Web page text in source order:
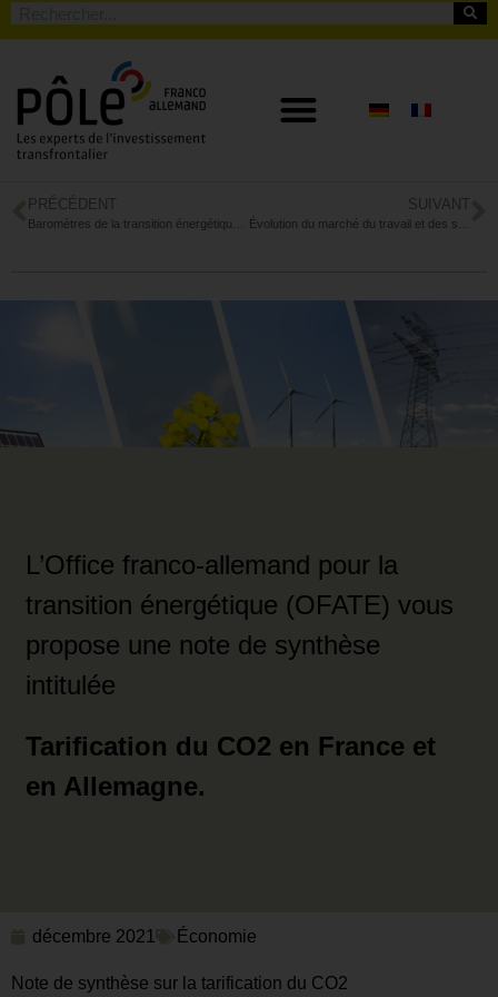
PRÉCÉDENT SUIVANT
L’Office franco-allemand pour la
transition énergétique (OFATE) vous
propose une note de synthèse
intitulée
Tarification du CO2 en France et
en Allemagne.
décembre 2021 Économie
Note de synthèse sur la tarification du CO2